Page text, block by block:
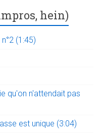
hein)
(1:45)
qu'on n'attendait pas
est unique (3:04)